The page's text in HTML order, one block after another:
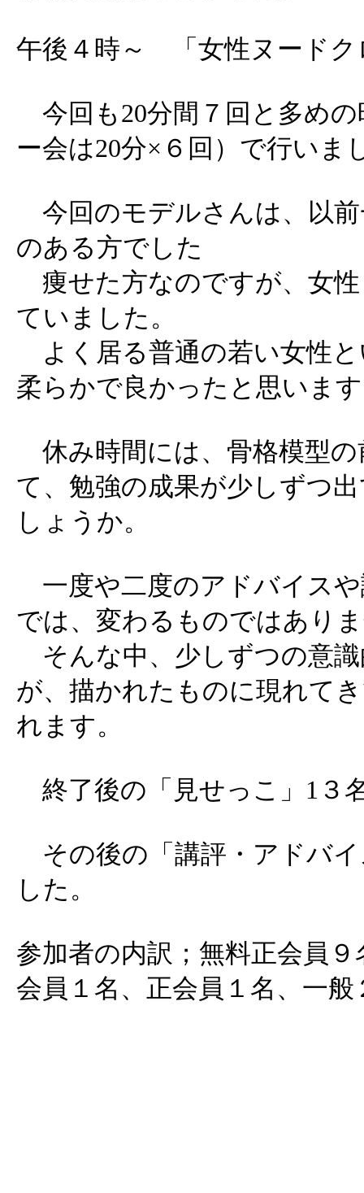
午後４時～ 「女性ヌードク
今回も20分間７回と多め
ー会は20分×６回）で行いま
今回のモデルさんは、以
のある方でした
痩せた方なのですが、女
ていました。
よく居る普通の若い女性
柔らかで良かったと思いま
休み時間には、骨格模型
て、勉強の成果が少しずつ
しょうか。
一度や二度のアドバイス
では、変わるものではあり
そんな中、少しずつの意
が、描かれたものに現れて
れます。
終了後の「見せっこ」1３
その後の「講評・アドバ
した。
参加者の内訳；無料正会員
会員１名、正会員１名、一般